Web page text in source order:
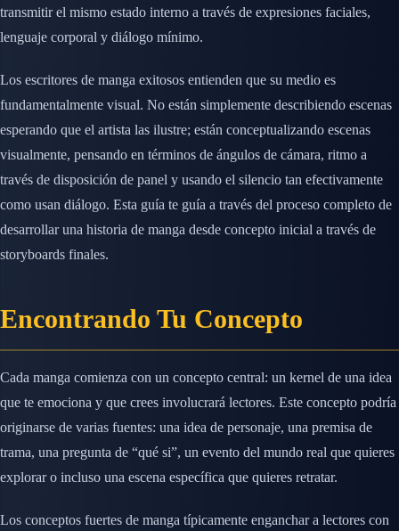
transmitir el mismo estado interno a través de expresiones faciales,
lenguaje corporal y diálogo mínimo.
Los escritores de manga exitosos entienden que su medio es
fundamentalmente visual. No están simplemente describiendo escenas
esperando que el artista las ilustre; están conceptualizando escenas
visualmente, pensando en términos de ángulos de cámara, ritmo a
través de disposición de panel y usando el silencio tan efectivamente
como usan diálogo. Esta guía te guía a través del proceso completo de
desarrollar una historia de manga desde concepto inicial a través de
storyboards finales.
Encontrando Tu Concepto
Cada manga comienza con un concepto central: un kernel de una idea
que te emociona y que crees involucrará lectores. Este concepto podría
originarse de varias fuentes: una idea de personaje, una premisa de
trama, una pregunta de “qué si”, un evento del mundo real que quieres
explorar o incluso una escena específica que quieres retratar.
Los conceptos fuertes de manga típicamente enganchar a lectores con